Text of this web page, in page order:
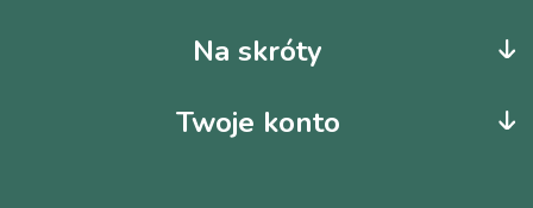
Na skróty
Twoje konto